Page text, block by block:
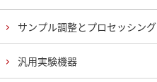
サンプル調整とプロセッシング
汎用実験機器